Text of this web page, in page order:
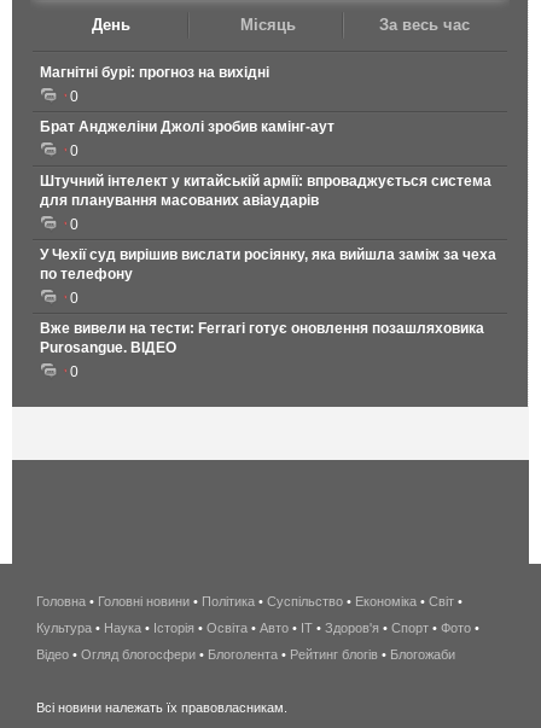
День Місяць За весь час
Магнітні бурі: прогноз на вихідні
0
Брат Анджеліни Джолі зробив камінг-аут
0
Штучний інтелект у китайській армії: впроваджується система
для планування масованих авіаударів
0
У Чехії суд вирішив вислати росіянку, яка вийшла заміж за чеха
по телефону
0
Вже вивели на тести: Ferrari готує оновлення позашляховика
Purosangue. ВІДЕО
0
беспроводной
интернет
киев
Головна • Головні новини • Політика • Суспільство • Економіка • Світ •
Культура • Наука • Історія • Освіта • Авто • IT • Здоров'я • Спорт • Фото •
Відео • Огляд блогосфери • Блоголента • Рейтинг блогів • Блогожаби
Всі новини належать їх правовласникам.